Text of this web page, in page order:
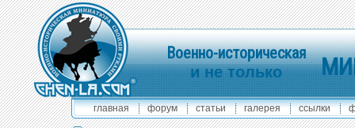
Военно-историческая
и не только
главная форум статьи галерея ссылки